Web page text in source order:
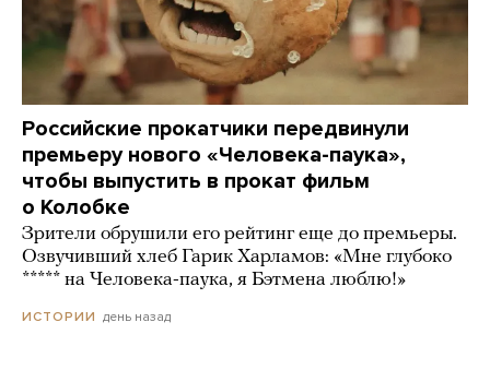
Российские прокатчики передвинули
премьеру нового «Человека-паука»,
чтобы выпустить в прокат фильм
о Колобке
Зрители обрушили его рейтинг еще до премьеры.
Озвучивший хлеб Гарик Харламов: «Мне глубоко
***** на Человека-паука, я Бэтмена люблю!»
ИСТОРИИ день назад